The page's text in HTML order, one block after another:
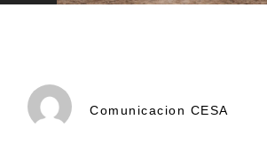
Comunicacion CESA